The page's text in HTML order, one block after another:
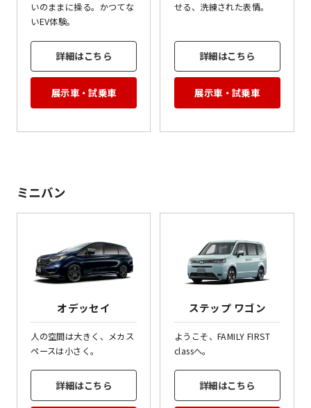
いのままに操る。かつてな
いEV体験。
詳細はこちら
展示車・試乗車
せる、洗練された表情。
詳細はこちら
展示車・試乗車
ミニバン
オデッセイ
人の空間は大きく、メカス
ペースは小さく。
詳細はこちら
ステップ ワゴン
ようこそ、FAMILY FIRST
classへ。
詳細はこちら